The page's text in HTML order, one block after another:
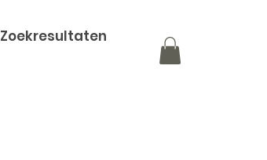
Zoekresultaten